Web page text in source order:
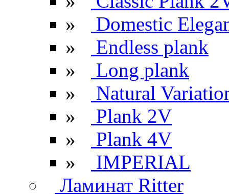
»
Domestic
»
Endless plank
»
Long plank
»
Natural
»
Plank 2V
»
Plank 4V
»
IMPERIAL
Ламинат Ritter